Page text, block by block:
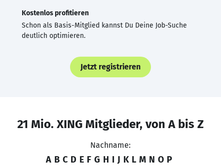
Kostenlos profitieren
Schon als Basis-Mitglied kannst Du Deine Job-Suche
deutlich optimieren.
Jetzt registrieren
21 Mio. XING Mitglieder, von A bis Z
Nachname:
A B C D E F G H I J K L M N O P